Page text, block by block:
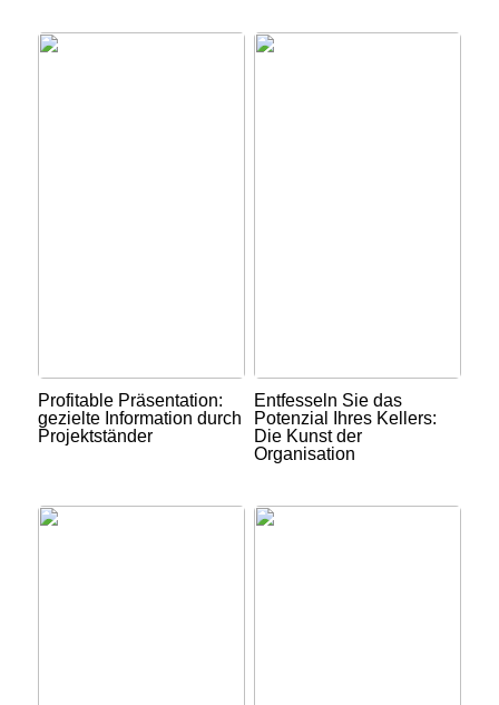
Profitable Präsentation:
gezielte Information durch
Projektständer
Entfesseln Sie das
Potenzial Ihres Kellers:
Die Kunst der
Organisation